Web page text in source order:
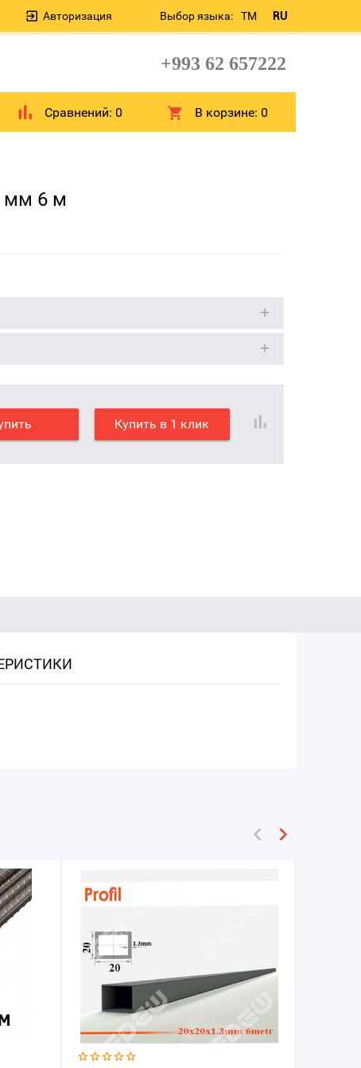
Выбор языка: TM RU
Авторизация
+993 62 657222
Сравнений: 0 В корзине:0
мм 6 м
Купить в 1 клик